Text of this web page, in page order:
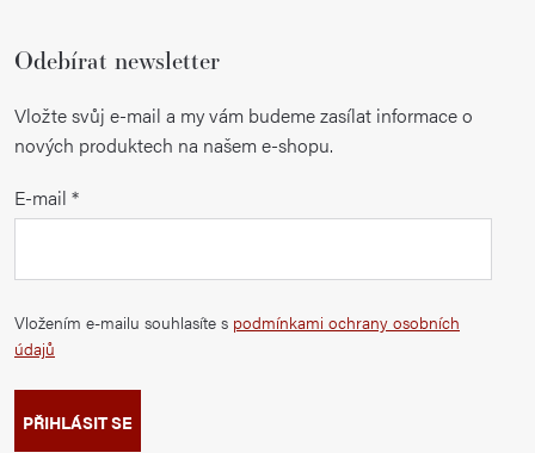
Odebírat newsletter
Vložte svůj e-mail a my vám budeme zasílat informace o
nových produktech na našem e-shopu.
E-mail
Vložením e-mailu souhlasíte s podmínkami ochrany osobních
údajů
PŘIHLÁSIT SE